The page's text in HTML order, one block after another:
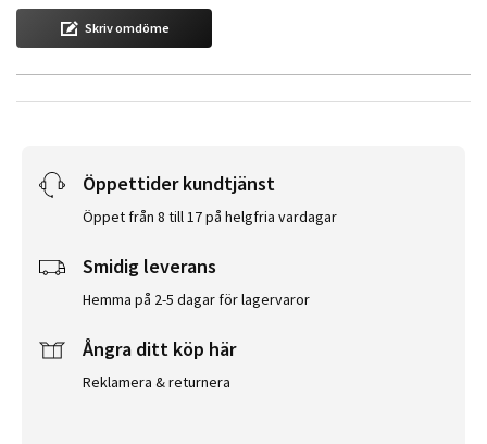
Skriv omdöme
Öppettider kundtjänst
Öppet från 8 till 17 på helgfria vardagar
Smidig leverans
Hemma på 2-5 dagar för lagervaror
Ångra ditt köp här
Reklamera & returnera